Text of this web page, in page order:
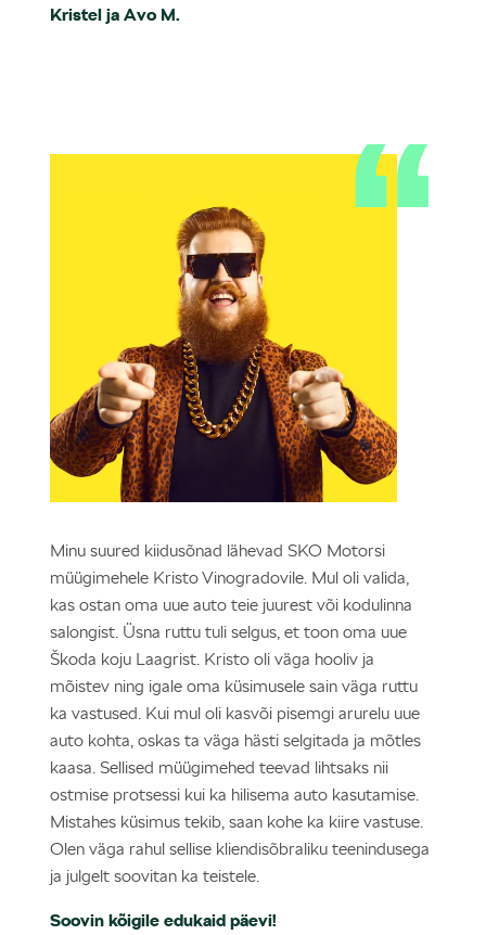
Kristel ja Avo M.
Minu suured kiidusõnad lähevad SKO Motorsi
müügimehele Kristo Vinogradovile. Mul oli valida,
kas ostan oma uue auto teie juurest või kodulinna
salongist. Üsna ruttu tuli selgus, et toon oma uue
Škoda koju Laagrist. Kristo oli väga hooliv ja
mõistev ning igale oma küsimusele sain väga ruttu
ka vastused. Kui mul oli kasvõi pisemgi arurelu uue
auto kohta, oskas ta väga hästi selgitada ja mõtles
kaasa. Sellised müügimehed teevad lihtsaks nii
ostmise protsessi kui ka hilisema auto kasutamise.
Mistahes küsimus tekib, saan kohe ka kiire vastuse.
Olen väga rahul sellise kliendisõbraliku teenindusega
ja julgelt soovitan ka teistele.
Soovin kõigile edukaid päevi!